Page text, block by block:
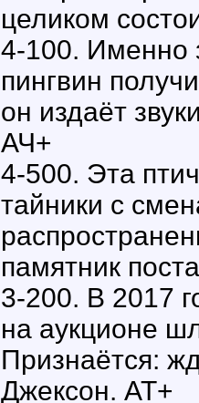
целиком
4-100. Именно
пингвин
он издаёт
АЧ+
4-500. Эта
тайники с
памятник
3-200. В 2017
на аукционе
Признаётся:
Джексон. АТ+